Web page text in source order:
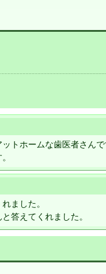
トホームな歯医者さん
ました。
答えてくれました。